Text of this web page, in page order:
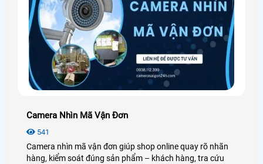
Camera Nhìn Mã Vận Đơn
541
Camera nhìn mã vận đơn giúp shop online quay rõ nhãn
hàng, kiểm soát đúng sản phẩm – khách hàng, tra cứu